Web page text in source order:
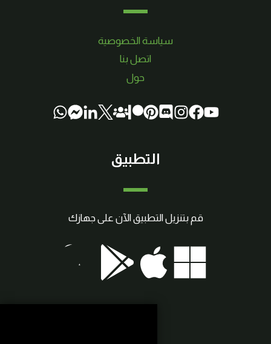
سياسة الخصوصية
اتصل بنا
حول
التطبيق
قم بتنزيل التطبيق الآن على جهازك